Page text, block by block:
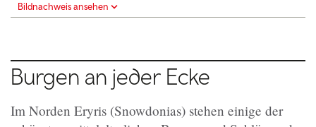
Bildnachweis ansehen
Burgen an jeder Ecke
Im Norden Eryris (Snowdonias) stehen einige der